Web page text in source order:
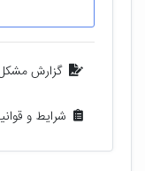
گزارش
شرایط و